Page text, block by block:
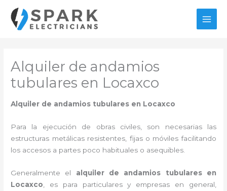
contenido
Alquiler de andamios
tubulares en Locaxco
Alquiler de andamios tubulares en Locaxco
Para la ejecución de obras civiles, son necesarias las
estructuras metálicas resistentes, fijas o móviles facilitando
los accesos a partes poco habituales o asequibles.
Generalmente el alquiler de andamios tubulares en
Locaxco , es para particulares y empresas en general,